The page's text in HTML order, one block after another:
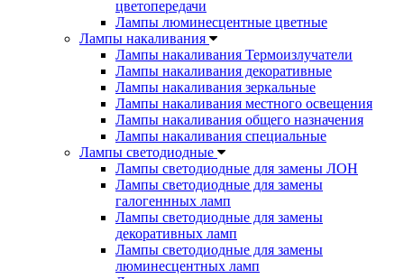
цветопередачи
Лампы люминесцентные цветные
Лампы накаливания
Лампы накаливания Термоизлучатели
Лампы накаливания декоративные
Лампы накаливания зеркальные
Лампы накаливания местного освещения
Лампы накаливания общего назначения
Лампы накаливания специальные
Лампы светодиодные
Лампы светодиодные для замены ЛОН
Лампы светодиодные для замены
галогеннных ламп
Лампы светодиодные для замены
декоративных ламп
Лампы светодиодные для замены
люминесцентных ламп